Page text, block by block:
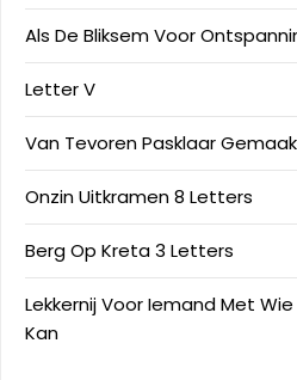
Als De Bliksem Voor
Letter V
Van Tevoren Pasklaar
Onzin Uitkramen 8 Letters
Berg Op Kreta 3 Letters
Lekkernij Voor Iemand Met
Kan